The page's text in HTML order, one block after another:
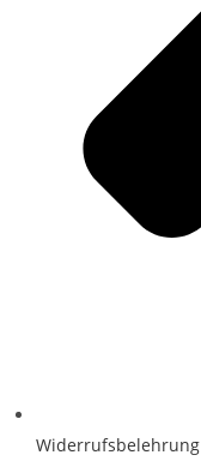
Widerrufsbelehrung